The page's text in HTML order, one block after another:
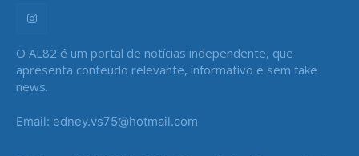
O AL82 é um portal de notícias independente, que
apresenta conteúdo relevante, informativo e sem fake
news.
Email: edney.vs75@hotmail.com